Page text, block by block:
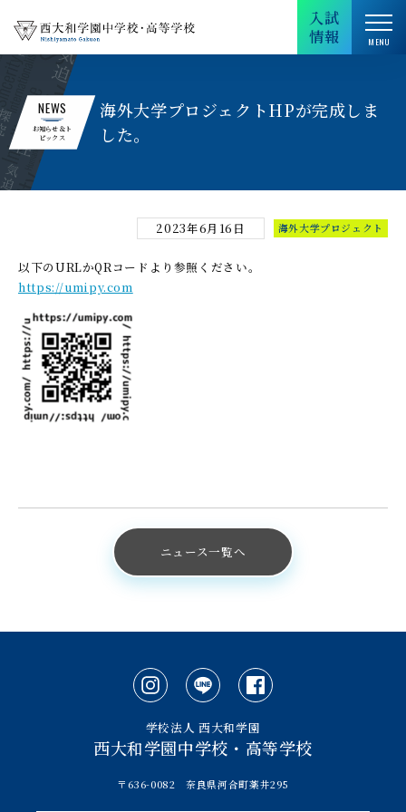
入試
情報
NEWS
お知らせ＆ト
ピックス
海外大学プロジェクトHPが完成しま
した。
2023年6月16日 海外大学プロジェクト
以下のURLかQRコードより参照ください。
https://umipy.com
ニュース一覧へ
学校法人 西大和学園
西大和学園中学校・高等学校
〒636-0082 奈良県河合町薬井295